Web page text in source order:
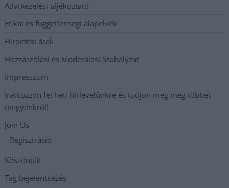
Adatkezelési tájékoztató
Etikai és függetlenségi alapelvek
Hirdetési árak
Hozzászólási és Moderálási Szabályzat
Impresszum
Iratkozzon fel heti hírlevelünkre és tudjon meg még többet
megyénkről!
Join Us
Regisztráció
Köszönjük
Tag bejelentkezés